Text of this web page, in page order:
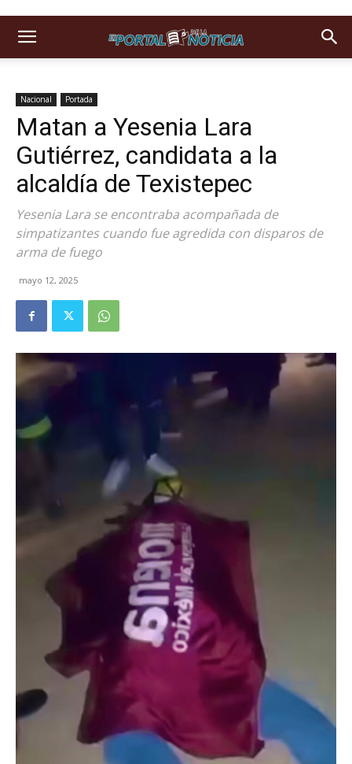
Nacional Portada
Matan a Yesenia Lara
Gutiérrez, candidata a la
alcaldía de Texistepec
Yesenia Lara se encontraba acompañada de
simpatizantes cuando fue agredida con disparos de
arma de fuego
mayo 12, 2025